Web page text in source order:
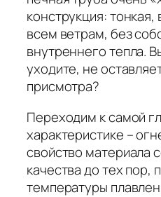
конструкция: тонкая,
всем ветрам, без
внутреннего тепла.
уходите, не
присмотра?
Переходим к самой
характеристике –
свойство материала
качества до тех пор,
температуры